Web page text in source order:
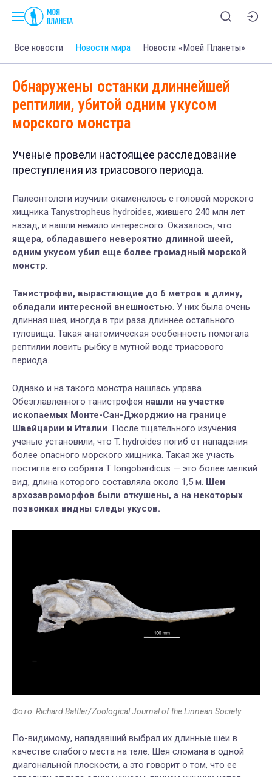
Все новости Новости мира Новости «Моей Планеты»
Обнаружены останки длиннейшей
рептилии, убитой одним укусом
морского монстра
Ученые провели настоящее расследование
преступления из триасового периода.
Палеонтологи изучили окаменелось с головой морского
хищника Tanystropheus hydroides, жившего 240 млн лет
назад, и нашли немало интересного. Оказалось, что
ящера, обладавшего невероятно длинной шеей,
одним укусом убил еще более громадный морской
монстр.
Танистрофеи, вырастающие до 6 метров в длину,
обладали интересной внешностью. У них была очень
длинная шея, иногда в три раза длиннее остального
туловища. Такая анатомическая особенность помогала
рептилии ловить рыбку в мутной воде триасового
периода.
Однако и на такого монстра нашлась управа.
Обезглавленного танистрофея нашли на участке
ископаемых Монте-Сан-Джорджио на границе
Швейцарии и Италии. После тщательного изучения
ученые установили, что T. hydroides погиб от нападения
более опасного морского хищника. Такая же участь
постигла его собрата T. longobardicus — это более мелкий
вид, длина которого составляла около 1,5 м. Шеи
архозавроморфов были откушены, а на некоторых
позвонках видны следы укусов.
Фото: Richard Battler/Zoological Journal of the Linnean Society
По-видимому, нападавший выбрал их длинные шеи в
качестве слабого места на теле. Шея сломана в одной
диагональной плоскости, а это говорит о том, что ее